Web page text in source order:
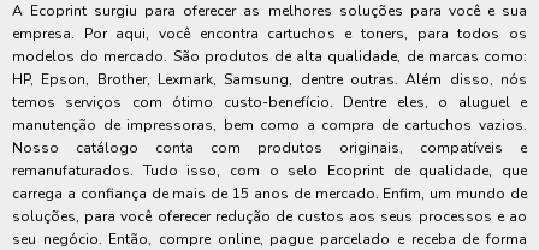
A Ecoprint surgiu para oferecer as melhores soluções para você e sua
empresa. Por aqui, você encontra cartuchos e toners, para todos os
modelos do mercado. São produtos de alta qualidade, de marcas como:
HP, Epson, Brother, Lexmark, Samsung, dentre outras. Além disso, nós
temos serviços com ótimo custo-benefício. Dentre eles, o aluguel e
manutenção de impressoras, bem como a compra de cartuchos vazios.
Nosso catálogo conta com produtos originais, compatíveis e
remanufaturados. Tudo isso, com o selo Ecoprint de qualidade, que
carrega a confiança de mais de 15 anos de mercado. Enfim, um mundo de
soluções, para você oferecer redução de custos aos seus processos e ao
seu negócio. Então, compre online, pague parcelado e receba de forma